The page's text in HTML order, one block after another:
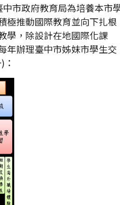
市政府教育局為培養本市
極推動國際教育並向下扎根
學，除設計在地國際化課
年辦理臺中市姊妹市學生交